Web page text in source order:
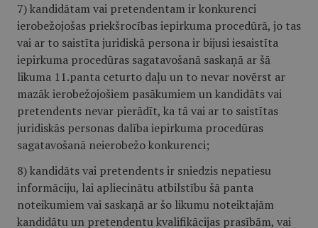
7) kandidātam vai pretendentam ir konkurenci
ierobežojošas priekšrocības iepirkuma procedūrā, jo tas
vai ar to saistīta juridiskā persona ir bijusi iesaistīta
iepirkuma procedūras sagatavošanā saskaņā ar šā
likuma 11.panta ceturto daļu un to nevar novērst ar
mazāk ierobežojošiem pasākumiem un kandidāts vai
pretendents nevar pierādīt, ka tā vai ar to saistītas
juridiskās personas dalība iepirkuma procedūras
sagatavošanā neierobežo konkurenci;
8) kandidāts vai pretendents ir sniedzis nepatiesu
informāciju, lai apliecinātu atbilstību šā panta
noteikumiem vai saskaņā ar šo likumu noteiktajām
kandidātu un pretendentu kvalifikācijas prasībām, vai